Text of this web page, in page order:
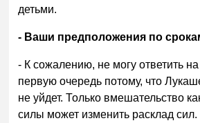
детьми.
- Ваши предположения по
- К сожалению, не могу ответить
первую очередь потому, что
не уйдет. Только вмешательство
силы может изменить расклад